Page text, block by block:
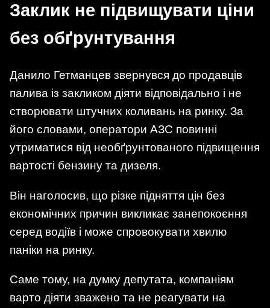
Заклик не підвищувати ціни
без обґрунтування
Данило Гетманцев звернувся до продавців
палива із закликом діяти відповідально і не
створювати штучних коливань на ринку. За
його словами, оператори АЗС повинні
утриматися від необґрунтованого підвищення
вартості бензину та дизеля.
Він наголосив, що різке підняття цін без
економічних причин викликає занепокоєння
серед водіїв і може спровокувати хвилю
паніки на ринку.
Саме тому, на думку депутата, компаніям
варто діяти зважено та не реагувати на